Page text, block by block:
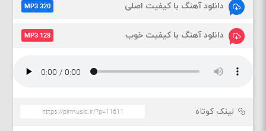
دانلود آهنگ با کیفیت اصلی MP3 320
دانلود آهنگ با کیفیت خوب MP3 128
لینک کوتاه